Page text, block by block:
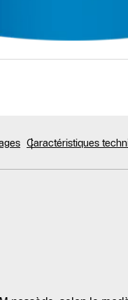
Caractéristiques